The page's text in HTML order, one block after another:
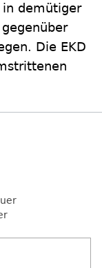
in demütiger
Die EKD